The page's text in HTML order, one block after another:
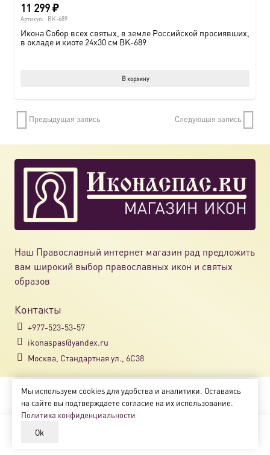
11 299₽
Артикул: BK-689
Икона Собор всех святых, в земле Российской просиявших,
в окладе и киоте 24х30 см BK-689
В корзину
Предыдущая запись Следующая запись
Наш Православный интернет магазин рад предложить
вам широкий выбор православных икон и святых
образов
Контакты
+977-523-53-57
ikonaspas@yandex.ru
Москва, Стандартная ул., 6С38
Copyright © 2018-2025
Магазин православных икон «ikonaspas.ru»
Мы используем cookies для удобства и аналитики. Оставаясь
на сайте вы подтверждаете согласие на их использование.
Политика конфиденциальности
Ok